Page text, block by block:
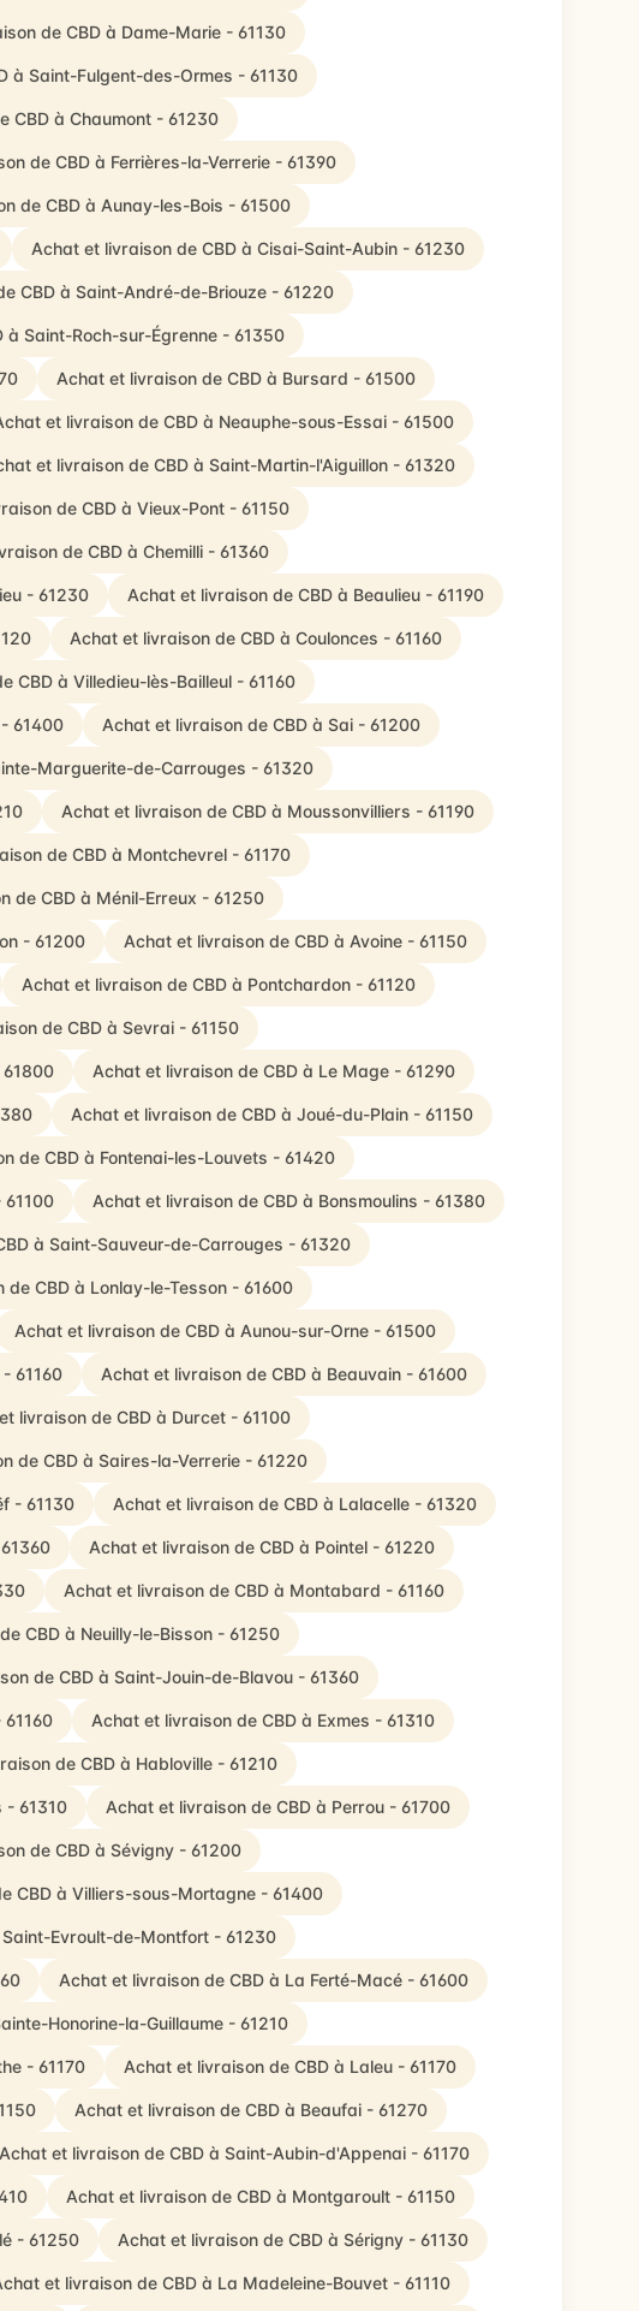
de CBD à Dame-Marie - 61130
à Saint-Fulgent-des-Ormes - 61130
CBD à Chaumont - 61230
de CBD à Ferrières-la-Verrerie - 61390
de CBD à Aunay-les-Bois - 61500
Achat et livraison de CBD à Cisai-Saint-Aubin - 61230
CBD à Saint-André-de-Briouze - 61220
à Saint-Roch-sur-Égrenne - 61350
Achat et livraison de CBD à Bursard - 61500
et livraison de CBD à Neauphe-sous-Essai - 61500
et livraison de CBD à Saint-Martin-l'Aiguillon - 61320
de CBD à Vieux-Pont - 61150
de CBD à Chemilli - 61360
- 61230 Achat et livraison de CBD à Beaulieu - 61190
Achat et livraison de CBD à Coulonces - 61160
CBD à Villedieu-lès-Bailleul - 61160
61400 Achat et livraison de CBD à Sai - 61200
Marguerite-de-Carrouges - 61320
Achat et livraison de CBD à Moussonvilliers - 61190
de CBD à Montchevrel - 61170
de CBD à Ménil-Erreux - 61250
- 61200 Achat et livraison de CBD à Avoine - 61150
Achat et livraison de CBD à Pontchardon - 61120
de CBD à Sevrai - 61150
Achat et livraison de CBD à Le Mage - 61290
Achat et livraison de CBD à Joué-du-Plain - 61150
de CBD à Fontenai-les-Louvets - 61420
Achat et livraison de CBD à Bonsmoulins - 61380
à Saint-Sauveur-de-Carrouges - 61320
de CBD à Lonlay-le-Tesson - 61600
Achat et livraison de CBD à Aunou-sur-Orne - 61500
61160 Achat et livraison de CBD à Beauvain - 61600
livraison de CBD à Durcet - 61100
de CBD à Saires-la-Verrerie - 61220
- 61130 Achat et livraison de CBD à Lalacelle - 61320
Achat et livraison de CBD à Pointel - 61220
Achat et livraison de CBD à Montabard - 61160
CBD à Neuilly-le-Bisson - 61250
de CBD à Saint-Jouin-de-Blavou - 61360
Achat et livraison de CBD à Exmes - 61310
de CBD à Habloville - 61210
- 61310 Achat et livraison de CBD à Perrou - 61700
de CBD à Sévigny - 61200
CBD à Villiers-sous-Mortagne - 61400
Evroult-de-Montfort - 61230
Achat et livraison de CBD à La Ferté-Macé - 61600
Honorine-la-Guillaume - 61210
- 61170 Achat et livraison de CBD à Laleu - 61170
Achat et livraison de CBD à Beaufai - 61270
Achat et livraison de CBD à Saint-Aubin-d'Appenai - 61170
Achat et livraison de CBD à Montgaroult - 61150
- 61250 Achat et livraison de CBD à Sérigny - 61130
et livraison de CBD à La Madeleine-Bouvet - 61110